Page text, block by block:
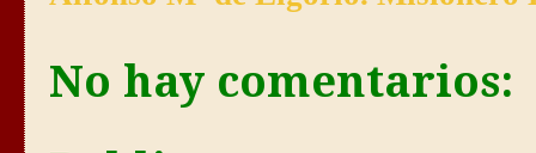
No hay comentarios: